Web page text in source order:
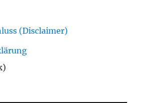
(Disclaimer)